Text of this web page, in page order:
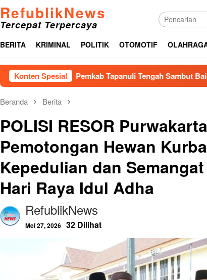
RefublikNews
Tercepat Terpercaya
BERITA KRIMINAL POLITIK OTOMOTIF
Konten Spesial
Pemkab Tapanuli Tengah Sambut Baik Audiensi
Beranda Berita
POLISI RESOR
Pemotongan Hewan
Kepedulian dan
Hari Raya Idul Adha
RefublikNews
Mei 27, 2026 32 Dilihat